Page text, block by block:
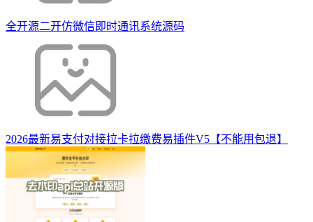
全开源二开仿微信即时通讯系统源码
2026最新易支付对接拉卡拉缴费易插件V5【不能用包退】